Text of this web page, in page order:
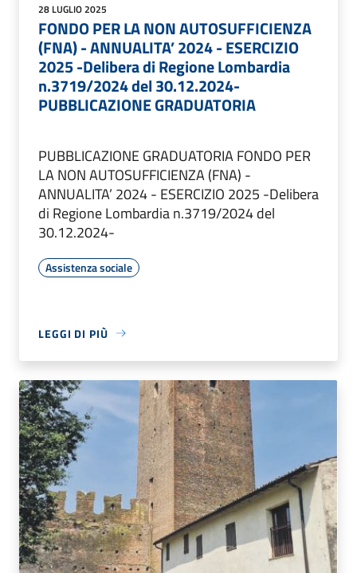
28 LUGLIO 2025
FONDO PER LA NON AUTOSUFFICIENZA
(FNA) - ANNUALITA’ 2024 - ESERCIZIO
2025 -Delibera di Regione Lombardia
n.3719/2024 del 30.12.2024-
PUBBLICAZIONE GRADUATORIA
PUBBLICAZIONE GRADUATORIA FONDO PER
LA NON AUTOSUFFICIENZA (FNA) -
ANNUALITA’ 2024 - ESERCIZIO 2025 -Delibera
di Regione Lombardia n.3719/2024 del
30.12.2024-
Assistenza sociale
LEGGI DI PIÙ